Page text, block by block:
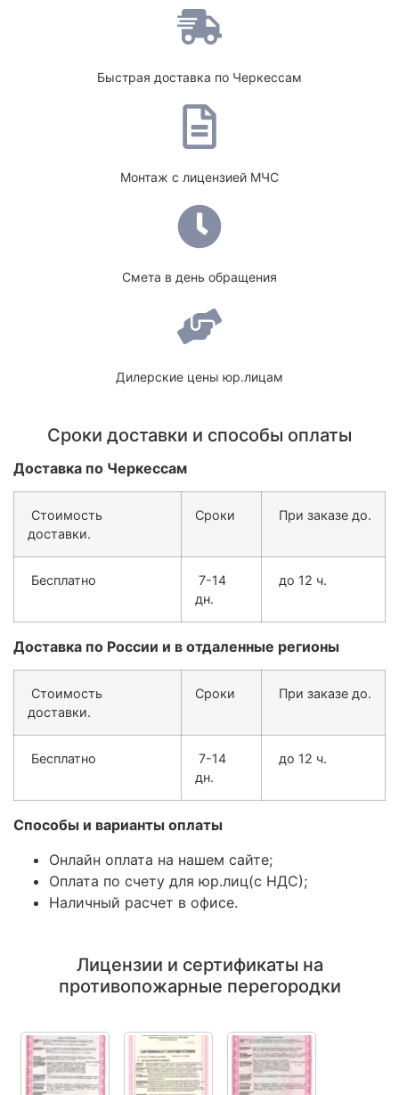
Быстрая доставка по Черкессам
Монтаж с лицензией МЧС
Смета в день обращения
Дилерские цены юр.лицам
Сроки доставки и способы оплаты
Доставка по Черкессам
Стоимость
доставки.
Сроки При заказе до.
Бесплатно
7-14
дн.
до 12 ч.
Доставка по России и в отдаленные регионы
Стоимость
доставки.
Сроки При заказе до.
Бесплатно
7-14
дн.
до 12 ч.
Способы и варианты оплаты
Онлайн оплата на нашем сайте;
Оплата по счету для юр.лиц(с НДС);
Наличный расчет в офисе.
Лицензии и сертификаты на
противопожарные перегородки